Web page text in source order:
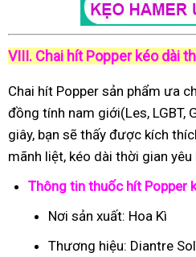
VIII. Chai hít Popper kéo dài
Chai hít Popper sản phẩm ưa
đồng tính nam giới(Les, LGBT,
giây, bạn sẽ thấy được kích
mãnh liệt, kéo dài thời gian yêu
Thông tin thuốc hít Popper
Nơi sản xuất: Hoa Kì
Thương hiệu: Diantre